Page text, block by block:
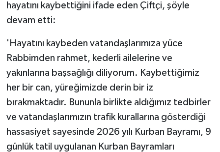
hayatını kaybettiğini ifade eden Çiftçi, şöyle
devam etti:
'Hayatını kaybeden vatandaşlarımıza yüce
Rabbimden rahmet, kederli ailelerine ve
yakınlarına başsağlığı diliyorum. Kaybettiğimiz
her bir can, yüreğimizde derin bir iz
bırakmaktadır. Bununla birlikte aldığımız tedbirler
ve vatandaşlarımızın trafik kurallarına gösterdiği
hassasiyet sayesinde 2026 yılı Kurban Bayramı, 9
günlük tatil uygulanan Kurban Bayramları